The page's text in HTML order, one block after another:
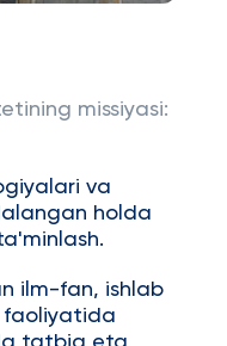
missiyasi:
va
holda
ilm-fan, ishlab
faoliyatida